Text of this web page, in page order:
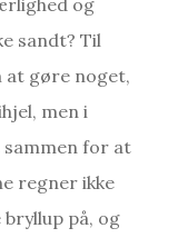
sandt? Til
at gøre noget,
men i
for at
regner ikke
på, og